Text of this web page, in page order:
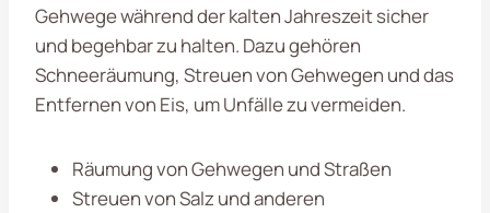
Gehwege während der kalten Jahreszeit sicher
und begehbar zu halten. Dazu gehören
Schneeräumung, Streuen von Gehwegen und das
Entfernen von Eis, um Unfälle zu vermeiden.
Räumung von Gehwegen und Straßen
Streuen von Salz und anderen